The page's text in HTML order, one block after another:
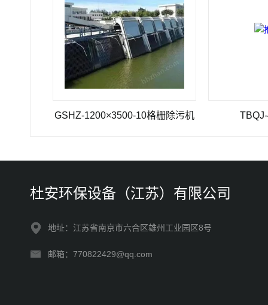
GSHZ-1200×3500-10格栅除污机 TBQJ-4推流
杜安环保设备（江苏）有限公司
地址：江苏省南京市六合区雄州工业园区8号
邮箱：770822429@qq.com